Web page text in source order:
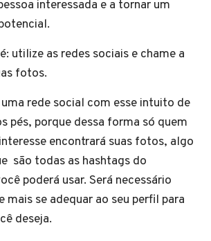
interessada e a tornar um
utilize as redes sociais e chame a
fotos.
rede social com esse intuito de
pés, porque dessa forma só quem
encontrará suas fotos, algo
são todas as hashtags do
poderá usar. Será necessário
mais se adequar ao seu perfil para
deseja.